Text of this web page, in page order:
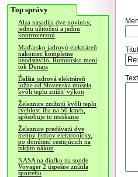
Top správy
Alza nasadila dve novinky,
jednu užitočnú a jednu
kontroverznú
Maďarsko jadrovú elektráreň
nakoniec kompletne
neodstavilo, Rumunsko mení
tok Dunaja
Ďalšia jadrová elektráreň
južne od Slovenska musela
kvôli teplu znížiť výkon
Železnice znižujú kvôli teplu
rýchlosť iba na 50 km/h,
spôsobuje to meškanie
Železnice predávajú dve
tretiny lístkov elektronicky,
po donútení cestujúcich na
takýto nákup
NASA na diaľku na sonde
Voyager 2 úspešne znížila
spotrebu